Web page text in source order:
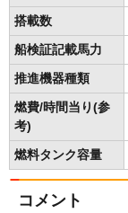
搭載数
船検証記載馬力
推進機器種類
燃費/時間当り(参
考)
燃料タンク容量
コメント